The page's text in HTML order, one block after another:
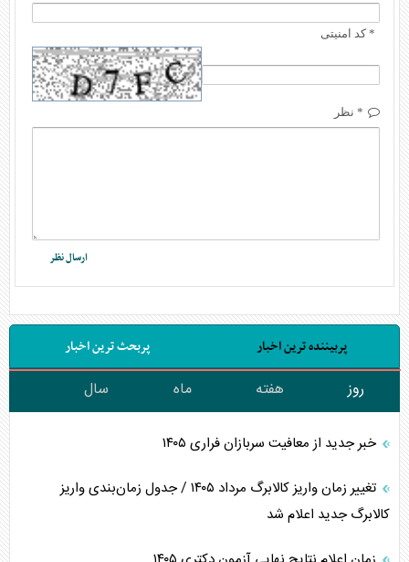
* کد امنیتی
* نظر
پربیننده ترین اخبار پربحث ترین اخبار
روز هفته ماه سال
خبر جدید از معافیت سربازان فراری ۱۴۰۵
تغییر زمان واریز کالابرگ مرداد ۱۴۰۵ / جدول زمان‌بندی واریز
کالابرگ جدید اعلام شد